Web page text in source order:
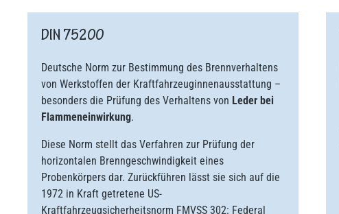
DIN 75200
Deutsche Norm zur Bestimmung des Brennverhaltens
von Werkstoffen der Kraftfahrzeuginnenausstattung –
besonders die Prüfung des Verhaltens von Leder bei
Flammeneinwirkung.
Diese Norm stellt das Verfahren zur Prüfung der
horizontalen Brenngeschwindigkeit eines
Probenkörpers dar. Zurückführen lässt sie sich auf die
1972 in Kraft getretene US-
Kraftfahrzeugsicherheitsnorm FMVSS 302: Federal